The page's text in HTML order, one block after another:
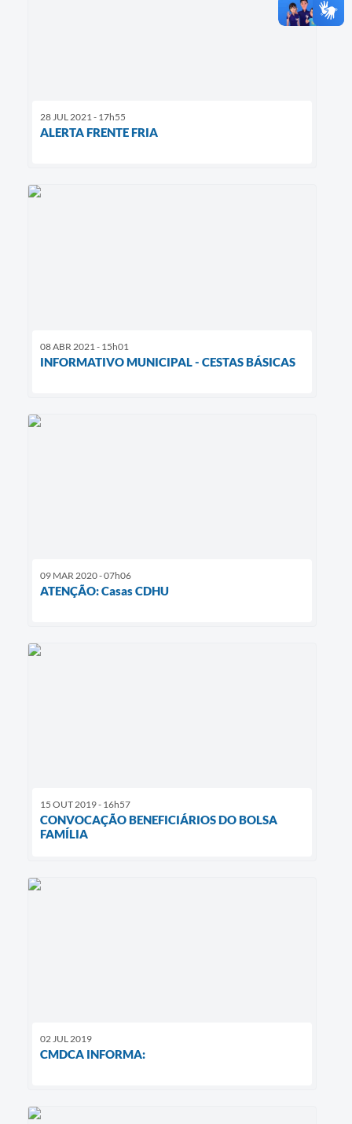
28 JUL 2021 - 17h55
ALERTA FRENTE FRIA
08 ABR 2021 - 15h01
INFORMATIVO MUNICIPAL - CESTAS BÁSICAS
09 MAR 2020 - 07h06
ATENÇÃO: Casas CDHU
15 OUT 2019 - 16h57
CONVOCAÇÃO BENEFICIÁRIOS DO BOLSA
FAMÍLIA
02 JUL 2019
CMDCA INFORMA: